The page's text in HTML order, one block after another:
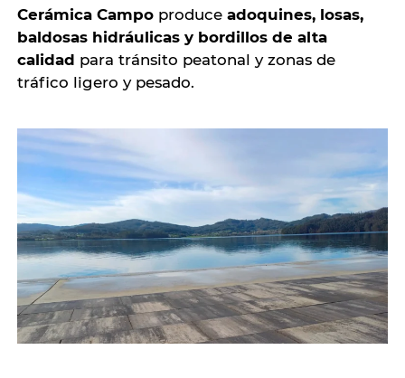
Cerámica Campoproduce adoquines, losas,
baldosas hidráulicas y bordillos de alta
calidad para tránsito peatonal y zonas de
tráfico ligero y pesado.